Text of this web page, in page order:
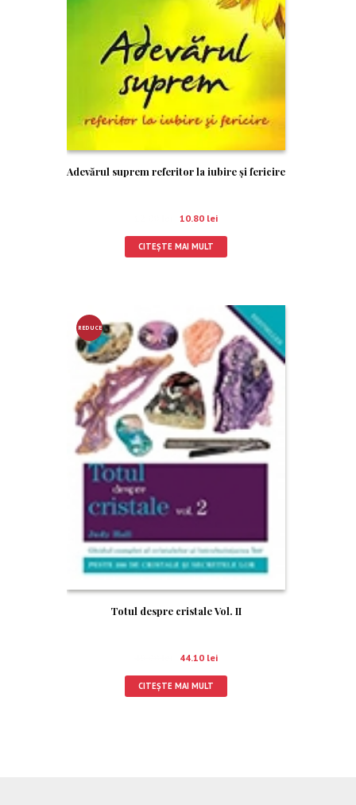
Adevărul suprem referitor la iubire şi fericire
10.80 lei
CITEȘTE MAI MULT
REDUCE
RE!
Totul despre cristale Vol. II
44.10 lei
CITEȘTE MAI MULT